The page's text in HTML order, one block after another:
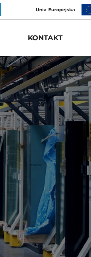
Unia Europejska
KONTAKT